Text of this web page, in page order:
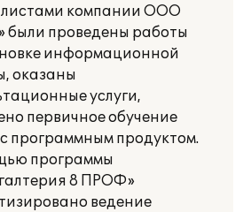
компании ООО
были проведены работы
информационной
оказаны
услуги,
первичное обучение
программным продуктом.
программы
8 ПРОФ»
ведение